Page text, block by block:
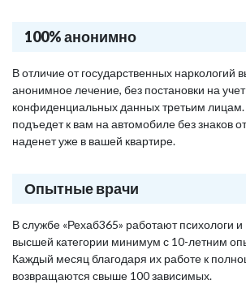
100% анонимно
В отличие от государственных наркологий
анонимное лечение, без постановки на
конфиденциальных данных третьим
подъедет к вам на автомобиле без знаков
наденет уже в вашей квартире.
Опытные врачи
В службе «Рехаб365» работают психологи
высшей категории минимум с 10-летним
Каждый месяц благодаря их работе к
возвращаются свыше 100 зависимых.